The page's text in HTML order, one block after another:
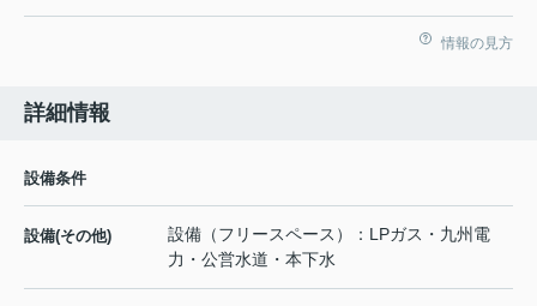
情報の見方
詳細情報
設備条件
設備(その他)
設備（フリースペース）：LPガス・九州電
力・公営水道・本下水